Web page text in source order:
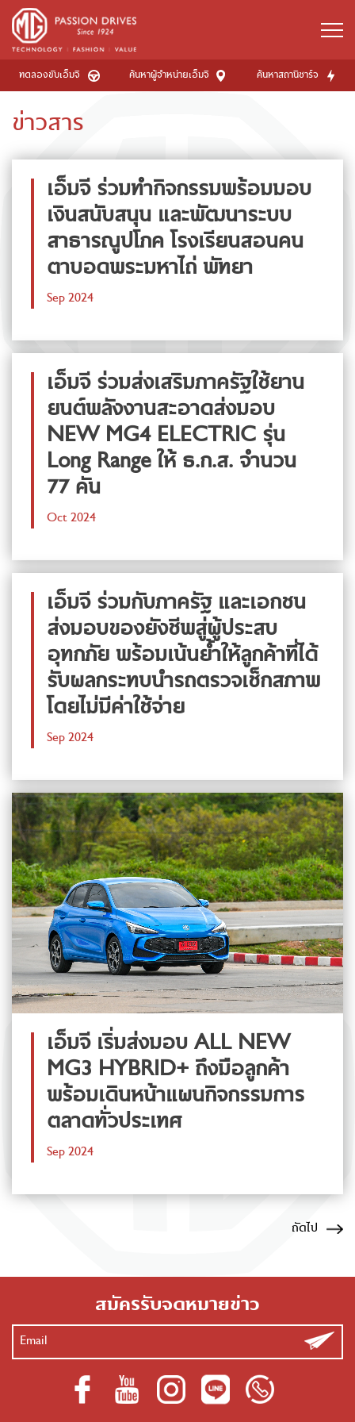
ทดลองขับเอ็มจี ค้นหาผู้จำหน่ายเอ็มจี ค้นหาสถานีชาร์จ
ข่าวสาร
เอ็มจี ร่วมทำกิจกรรมพร้อมมอบ
เงินสนับสนุน และพัฒนาระบบ
สาธารณูปโภค โรงเรียนสอนคน
ตาบอดพระมหาไถ่ พัทยา
Sep 2024
เอ็มจี ร่วมส่งเสริมภาครัฐใช้ยาน
ยนต์พลังงานสะอาดส่งมอบ
NEW MG4 ELECTRIC รุ่น
Long Range ให้ ธ.ก.ส. จำนวน
77 คัน
Oct 2024
เอ็มจี ร่วมกับภาครัฐ และเอกชน
ส่งมอบของยังชีพสู่ผู้ประสบ
อุทกภัย พร้อมเน้นย้ำให้ลูกค้าที่ได้
รับผลกระทบนำรถตรวจเช็กสภาพ
โดยไม่มีค่าใช้จ่าย
Sep 2024
เอ็มจี เริ่มส่งมอบ ALL NEW
MG3 HYBRID+ ถึงมือลูกค้า
พร้อมเดินหน้าแผนกิจกรรมการ
ตลาดทั่วประเทศ
Sep 2024
ถัดไป
สมัครรับจดหมายข่าว